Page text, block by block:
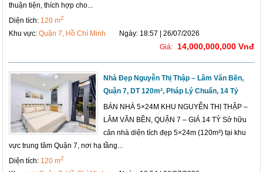
thuận tiện, thích hợp cho...
Diện tích: 120 m2
Khu vực:Quận 7, Hồ Chí Minh
Ngày: 18:57 | 26/07/2026
Giá:
14,000,000,000 Vnđ
Nhà Đẹp Nguyễn Thị Thập – Lâm Văn Bền,
Quận 7, DT 120m², Pháp Lý Chuẩn, 14 Tỷ
BÁN NHÀ 5×24M KHU NGUYỄN THỊ THẬP –
LÂM VĂN BỀN, QUẬN 7 – GIÁ 14 TỶ Sở hữu
căn nhà diện tích đẹp 5×24m (120m²) tại khu
vực trung tâm Quận 7, nơi hạ tầng...
Diện tích: 120 m2